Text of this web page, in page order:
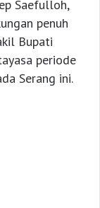
Saefulloh,
penuh
Bupati
periode
Serang ini.